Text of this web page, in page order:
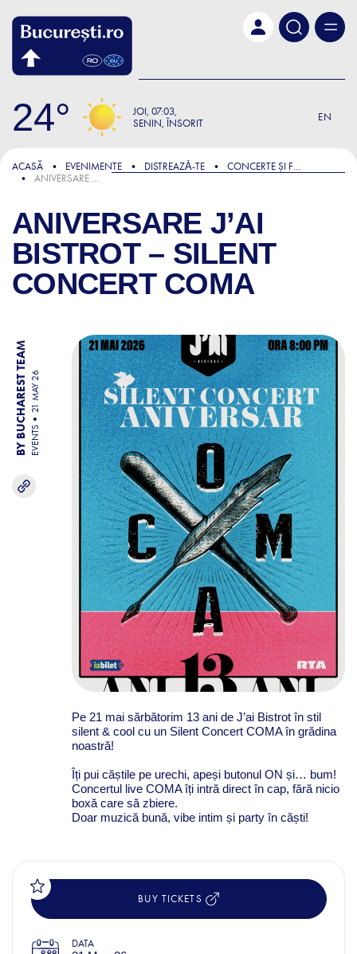
24 JOI 07:03
SENIN, ÎNSORIT
EN
ACASĂ EVENIMENTE DISTREAZǍ-TE
CONCERTE ȘI FESTIVALURI
ANIVERSARE J’AI BISTROT – SILENT CONCERT COMA
ANIVERSARE J’AI
BISTROT – SILENT
CONCERT COMA
BY BUCHAREST TEAM EVENTS
21 MAY 26
Pe 21 mai sărbătorim 13 ani de J’ai Bistrot în stil
silent & cool cu un Silent Concert COMA în grădina
noastră!
Îți pui căștile pe urechi, apeși butonul ON și… bum!
Concertul live COMA îți intră direct în cap, fără nicio
boxă care să zbiere.
Doar muzică bună, vibe intim și party în căști!
BUY TICKETS
DATA